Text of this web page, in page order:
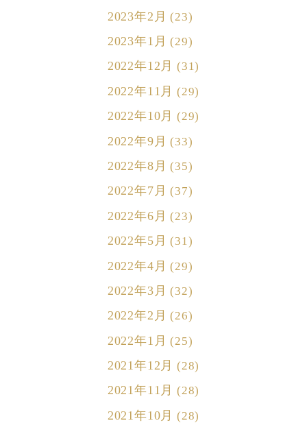
2023年2月 (23)
2023年1月 (29)
2022年12月 (31)
2022年11月 (29)
2022年10月 (29)
2022年9月 (33)
2022年8月 (35)
2022年7月 (37)
2022年6月 (23)
2022年5月 (31)
2022年4月 (29)
2022年3月 (32)
2022年2月 (26)
2022年1月 (25)
2021年12月 (28)
2021年11月 (28)
2021年10月 (28)